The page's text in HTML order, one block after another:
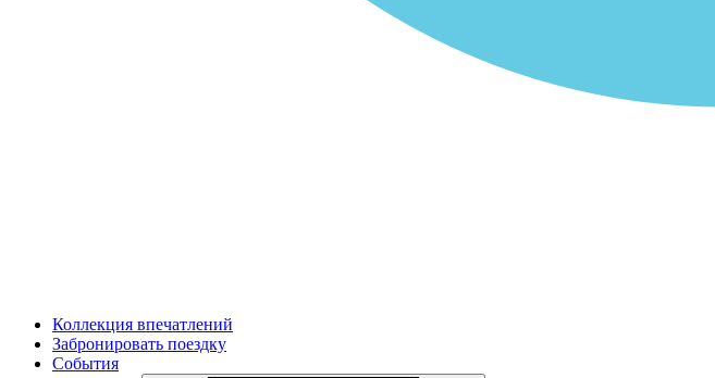
Коллекция впечатлений
Забронировать поездку
События